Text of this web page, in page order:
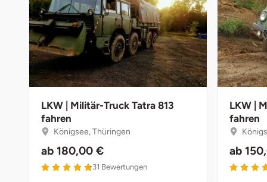
LKW | Militär-Truck Tatra 813
fahren
Königsee, Thüringen
ab 180,00 €
4.7 von 5
31 Bewertungen
LKW |
fahren
ab
Bruchköbel
Bruchsal
Burghausen
Chemnitz
Münster
Nürnberg
Oberlausitz
Sangerhausen
Sonneberg
Suhl
Unterwellenborn
Weimar